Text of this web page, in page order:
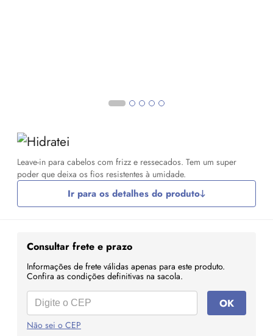
Leave-in para cabelos com frizz e ressecados. Tem um super
poder que deixa os fios resistentes à umidade.
Ir para os detalhes do produto
Consultar frete e prazo
Informações de frete válidas apenas para este produto.
Confira as condições definitivas na sacola.
OK
Não sei o CEP